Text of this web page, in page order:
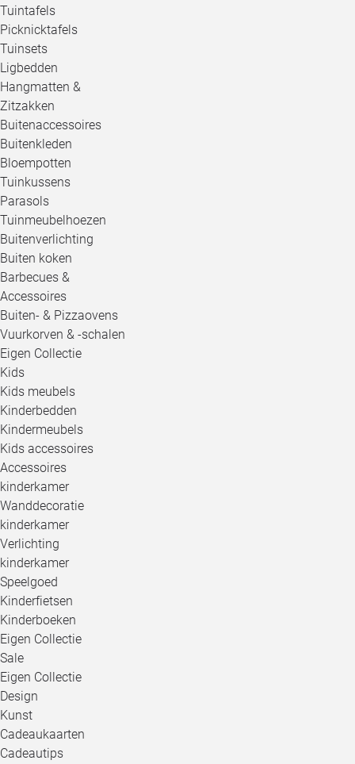
Tuintafels
Picknicktafels
Tuinsets
Ligbedden
Hangmatten &
Zitzakken
Buitenaccessoires
Buitenkleden
Bloempotten
Tuinkussens
Parasols
Tuinmeubelhoezen
Buitenverlichting
Buiten koken
Barbecues &
Accessoires
Buiten- & Pizzaovens
Vuurkorven & -schalen
Eigen Collectie
Kids
Kids meubels
Kinderbedden
Kindermeubels
Kids accessoires
Accessoires
kinderkamer
Wanddecoratie
kinderkamer
Verlichting
kinderkamer
Speelgoed
Kinderfietsen
Kinderboeken
Eigen Collectie
Sale
Eigen Collectie
Design
Kunst
Cadeaukaarten
Cadeautips